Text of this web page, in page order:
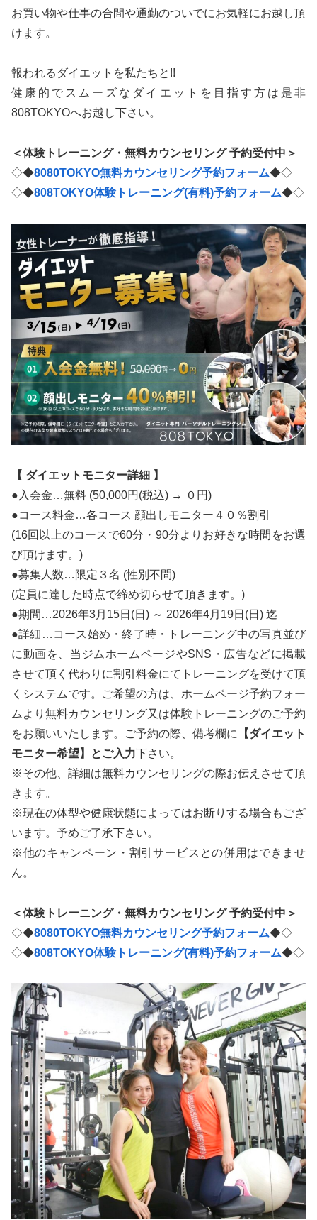
お買い物や仕事の合間や通勤のついでにお気軽にお越し頂
けます。
報われるダイエットを私たちと!!
健康的でスムーズなダイエットを目指す方は是非
808TOKYOへお越し下さい。
＜体験トレーニング・無料カウンセリング 予約受付中＞
◇◆8080TOKYO無料カウンセリング予約フォーム◆◇
◇◆808TOKYO体験トレーニング(有料)予約フォーム◆◇
【 ダイエットモニター詳細 】
●入会金…無料 (50,000円(税込) → ０円)
●コース料金…各コース 顔出しモニター４０％割引
(16回以上のコースで60分・90分よりお好きな時間をお選
び頂けます。)
●募集人数…限定３名 (性別不問)
(定員に達した時点で締め切らせて頂きます。)
●期間…2026年3月15日(日) ～ 2026年4月19日(日) 迄
●詳細…コース始め・終了時・トレーニング中の写真並び
に動画を、当ジムホームページやSNS・広告などに掲載
させて頂く代わりに割引料金にてトレーニングを受けて頂
くシステムです。ご希望の方は、ホームページ予約フォー
ムより無料カウンセリング又は体験トレーニングのご予約
をお願いいたします。ご予約の際、備考欄に
【ダイエット
モニター希望】とご入力下さい。
※その他、詳細は無料カウンセリングの際お伝えさせて頂
きます。
※現在の体型や健康状態によってはお断りする場合もござ
います。予めご了承下さい。
※他のキャンペーン・割引サービスとの併用はできませ
ん。
＜体験トレーニング・無料カウンセリング 予約受付中＞
◇◆8080TOKYO無料カウンセリング予約フォーム◆◇
◇◆808TOKYO体験トレーニング(有料)予約フォーム◆◇